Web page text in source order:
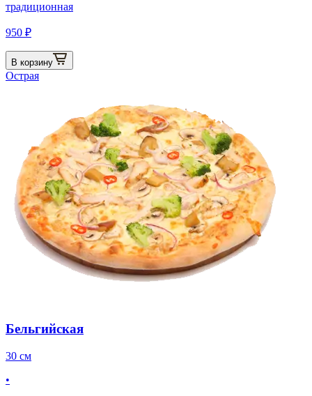
традиционная
950 ₽
В корзину
Острая
Бельгийская
30 см
•